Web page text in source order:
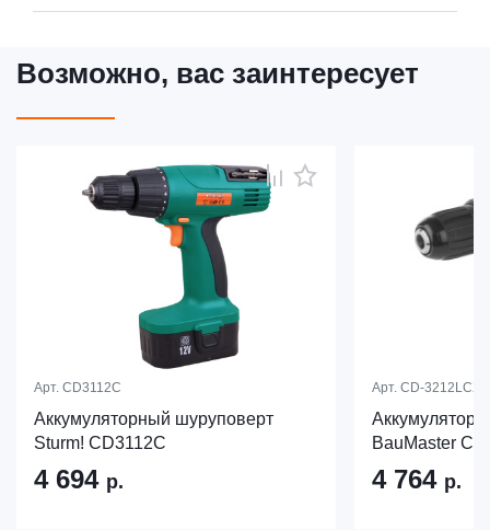
Возможно, вас заинтересует
Арт. CD3112C
Аккумуляторный шуруповерт
Sturm! CD3112C
4 694 р.
Арт. CD-3212LCX
BauMaster
4 764 р.